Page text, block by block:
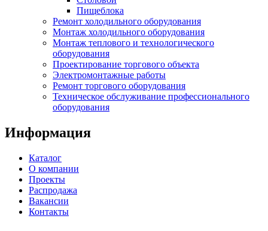
Пищеблока
Ремонт холодильного оборудования
Монтаж холодильного оборудования
Монтаж теплового и технологического
оборудования
Проектирование торгового объекта
Электромонтажные работы
Ремонт торгового оборудования
Техническое обслуживание профессионального
оборудования
Информация
Каталог
О компании
Проекты
Распродажа
Вакансии
Контакты